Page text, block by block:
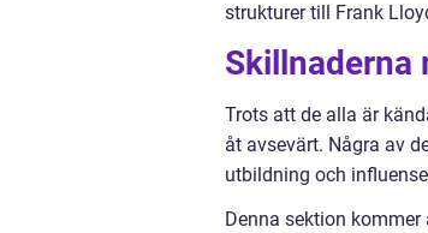
strukturer till Frank
Skillnaderna
Trots att de alla är
åt avsevärt. Några av
utbildning och
Denna sektion